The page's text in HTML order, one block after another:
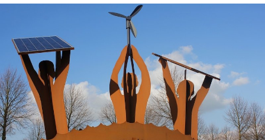
Agenda
Party pics
Nieuws, interviews & blogs
Eten
Drinken
Slapen
App